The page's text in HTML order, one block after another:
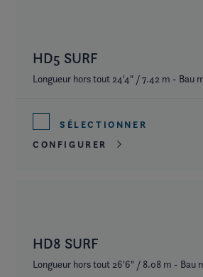
HD5 SURF
Longueur hors tout 24'4" / 7.42 m - Bau
SÉLECTIONNER
CONFIGURER
HD8 SURF
Longueur hors tout 26'6" / 8.08 m - Bau